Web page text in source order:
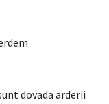
dovada arderii